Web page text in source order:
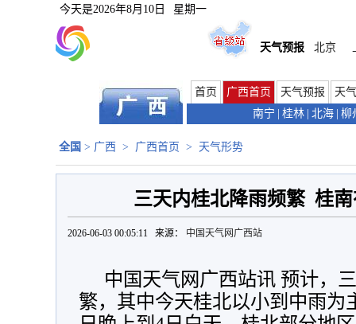
今天是2026年8月10日 星期一
天气预报 北京
首页 广西首页 天气预报
天
南宁
桂林 北海 柳
全国 > 广西 > 广西首页 > 天气形势
三天内桂北降雨频繁 桂
2026-06-03 00:05:11 来源： 中国天气网广西站
中国天气网广西站讯 预计，
繁，其中今天桂北以小到中雨为